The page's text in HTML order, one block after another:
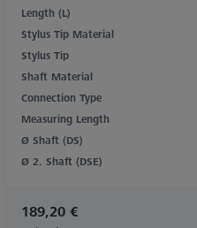
Length (L)
Stylus Tip Material
Stylus Tip
Shaft Material
Connection Type
Measuring Length
Ø Shaft (DS)
Ø 2. Shaft (DSE)
189,20 €